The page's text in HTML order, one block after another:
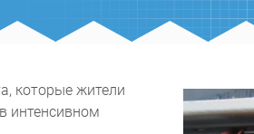
которые жители
интенсивном